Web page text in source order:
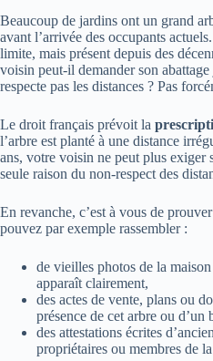
Beaucoup de jardins ont un grand
avant l’arrivée des occupants
limite, mais présent depuis des
voisin peut-il demander son abattage
respecte pas les distances ? Pas
Le droit français prévoit la
l’arbre est planté à une distance
ans, votre voisin ne peut plus exiger
seule raison du non-respect des
En revanche, c’est à vous de
pouvez par exemple rassembler :
de vieilles photos de la
apparaît clairement,
des actes de vente, plans ou
présence de cet arbre ou d’un
des attestations écrites
propriétaires ou membres de